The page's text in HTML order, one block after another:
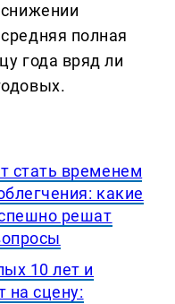
полная
года вряд ли
стать временем
какие
решат
10 лет и
на сцену: